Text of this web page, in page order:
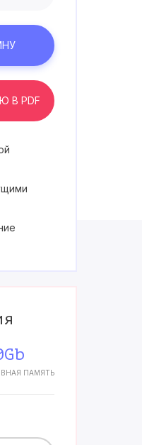
В PDF
ПАМЯТЬ